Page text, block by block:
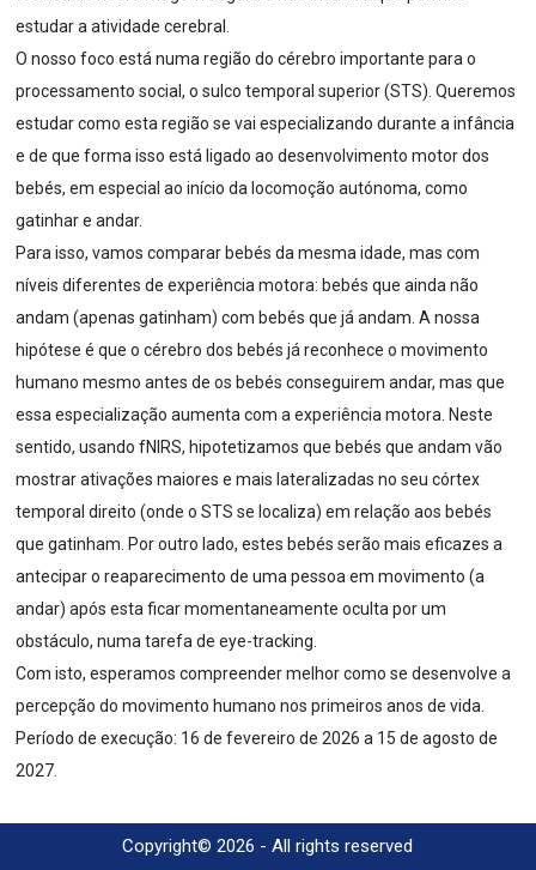
estudar a atividade cerebral.
O nosso foco está numa região do cérebro importante para o
processamento social, o sulco temporal superior (STS). Queremos
estudar como esta região se vai especializando durante a infância
e de que forma isso está ligado ao desenvolvimento motor dos
bebés, em especial ao início da locomoção autónoma, como
gatinhar e andar.
Para isso, vamos comparar bebés da mesma idade, mas com
níveis diferentes de experiência motora: bebés que ainda não
andam (apenas gatinham) com bebés que já andam. A nossa
hipótese é que o cérebro dos bebés já reconhece o movimento
humano mesmo antes de os bebés conseguirem andar, mas que
essa especialização aumenta com a experiência motora. Neste
sentido, usando fNIRS, hipotetizamos que bebés que andam vão
mostrar ativações maiores e mais lateralizadas no seu córtex
temporal direito (onde o STS se localiza) em relação aos bebés
que gatinham. Por outro lado, estes bebés serão mais eficazes a
antecipar o reaparecimento de uma pessoa em movimento (a
andar) após esta ficar momentaneamente oculta por um
obstáculo, numa tarefa de eye-tracking.
Com isto, esperamos compreender melhor como se desenvolve a
percepção do movimento humano nos primeiros anos de vida.
Período de execução: 16 de fevereiro de 2026 a 15 de agosto de
2027.
Copyright© 2026 - All rights reserved